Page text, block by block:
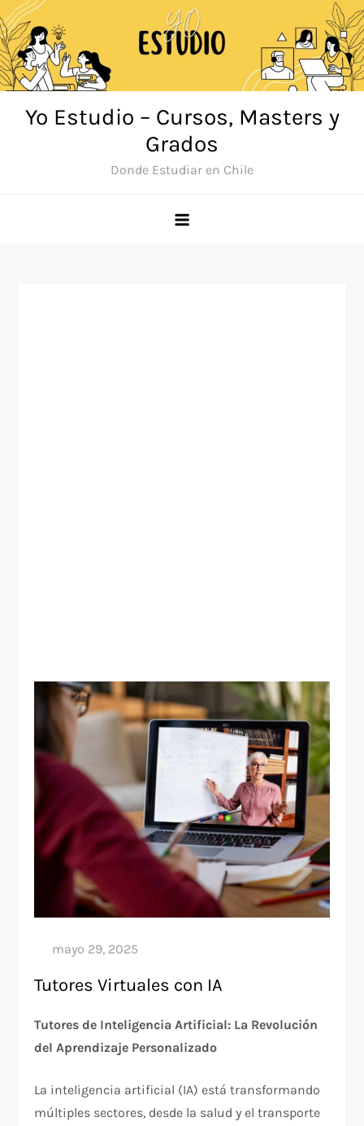
Saltar
al
contenido
Yo Estudio – Cursos, Masters y
Grados
Donde Estudiar en Chile
Tutores Virtuales con IA
Tutores de Inteligencia Artificial: La Revolución
del Aprendizaje Personalizado
La inteligencia artificial (IA) está transformando
múltiples sectores, desde la salud y el transporte